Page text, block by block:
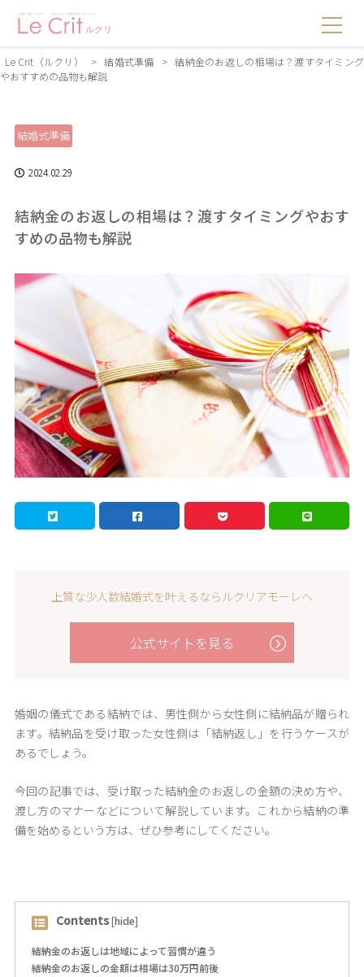
Le Crit（ルクリ） > 結婚式準備 > 結納金のお返しの相場は？渡すタイミング
やおすすめの品物も解説
結婚式準備
2024.02.29
結納金のお返しの相場は？渡すタイミングやおす
すめの品物も解説
上質な少人数結婚式を叶えるならルクリアモーレへ
公式サイトを見る
婚姻の儀式である結納では、男性側から女性側に結納品が贈られ
ます。結納品を受け取った女性側は「結納返し」を行うケースが
あるでしょう。
今回の記事では、受け取った結納金のお返しの金額の決め方や、
渡し方のマナーなどについて解説しています。これから結納の準
備を始めるという方は、ぜひ参考にしてください。
Contents[hide]
結納金のお返しは地域によって習慣が違う
結納金のお返しの金額は相場は30万円前後